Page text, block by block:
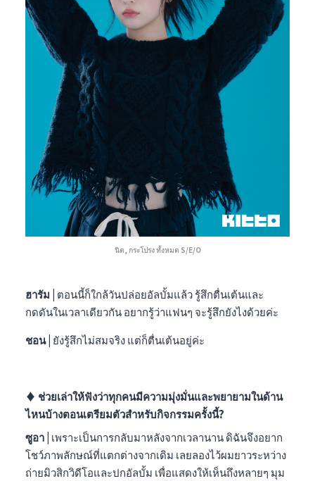
นิต, กระโปรง ทั้งหมด S/E/O
ฮารัม | ตอนนี้ก็ใกล้วันปล่อยอัลบั้มแล้ว รู้สึกตื่นเต้นและ
กดดันในเวลาเดียวกัน อยากรู้ว่าแฟนๆ จะรู้สึกยังไงด้วยค่ะ
ชอน | ยังรู้สึกไม่สมจริงแต่ก็ตื่นเต้นอยู่ค่ะ
♦︎ ช่วยเล่าให้ฟังว่าทุกคนมีความมุ่งมั่นและพยายามในด้าน
ไหนบ้างตอนเตรียมตัวสำหรับกิจกรรมครั้งนี้?
ซูอา | เพราะเป็นการกลับมาหลังจากเวลานาน ดิฉันจึงอยาก
โชว์ภาพลักษณ์ที่แตกต่างจากเดิม เลยลองไว้ผมยาวระหว่าง
ถ่ายมิวสิกวิดีโอและปกอัลบั้ม เพื่อแสดงให้เห็นถึงหลายๆ มุม